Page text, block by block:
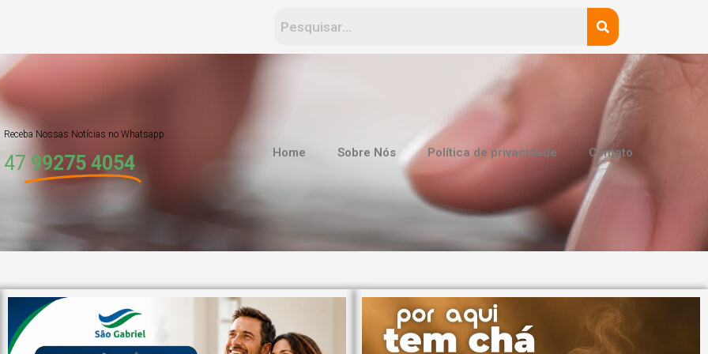
Receba Nossas Notícias no Whatsapp
47 99275 4054 Home Sobre Nós Política de privacidade Contato